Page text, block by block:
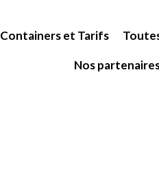
Containers et Tarifs
Nos